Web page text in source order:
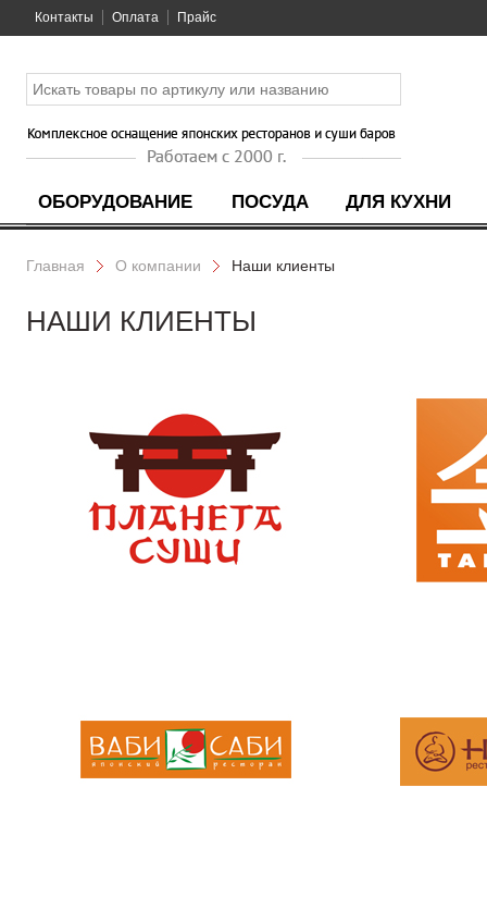
Контакты Оплата Прайс
ОБОРУДОВАНИЕ ПОСУДА ДЛЯ КУХНИ
Главная О компании Наши клиенты
НАШИ КЛИЕНТЫ